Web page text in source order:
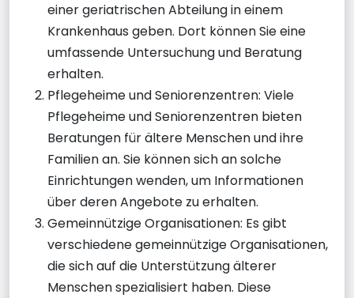
einer geriatrischen Abteilung in einem
Krankenhaus geben. Dort können Sie eine
umfassende Untersuchung und Beratung
erhalten.
Pflegeheime und Seniorenzentren: Viele
Pflegeheime und Seniorenzentren bieten
Beratungen für ältere Menschen und ihre
Familien an. Sie können sich an solche
Einrichtungen wenden, um Informationen
über deren Angebote zu erhalten.
Gemeinnützige Organisationen: Es gibt
verschiedene gemeinnützige Organisationen,
die sich auf die Unterstützung älterer
Menschen spezialisiert haben. Diese